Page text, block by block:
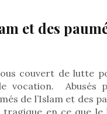
et des
couvert de lutte
vocation.
Abusés
de l’Islam et des
tragique en ce que le